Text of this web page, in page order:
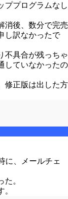
ププログラムなし
消後、数分で完売
し訳なかったで
不具合が残っちゃ
していなかったの
修正版は出した方
に、メールチェ
。